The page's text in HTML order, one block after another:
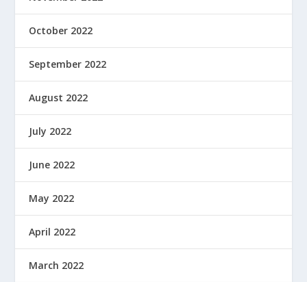
October 2022
September 2022
August 2022
July 2022
June 2022
May 2022
April 2022
March 2022